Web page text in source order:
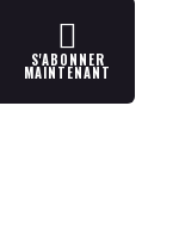
S'ABONNER
MAINTENANT